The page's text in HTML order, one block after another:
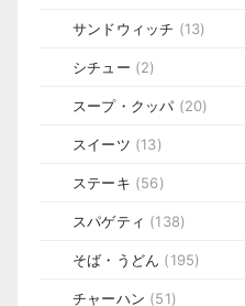
サンドウィッチ (13)
シチュー (2)
スープ・クッパ (20)
スイーツ (13)
ステーキ (56)
スパゲティ (138)
そば・うどん (195)
チャーハン (51)